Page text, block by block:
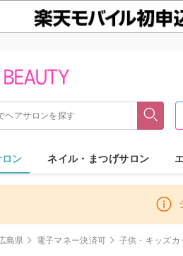
ン ネイル・まつげサロン
島県 電子マネー決済可 子供・キッズカ